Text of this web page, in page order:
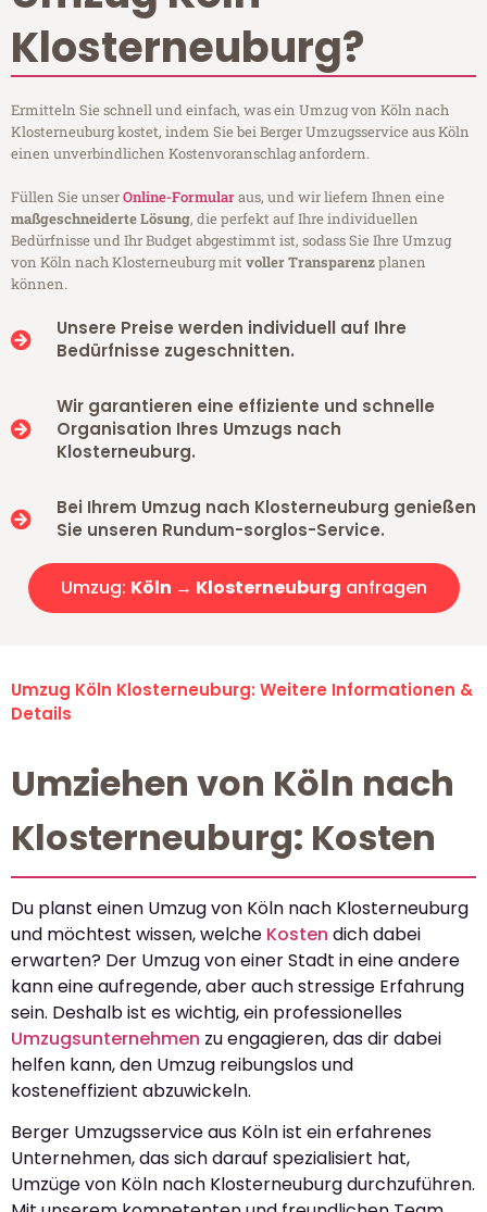
Klosterneuburg?
Ermitteln Sie schnell und einfach, was ein Umzug von Köln nach
Klosterneuburg kostet, indem Sie bei Berger Umzugsservice aus Köln
einen unverbindlichen Kostenvoranschlag anfordern.
Füllen Sie unserOnline-Formularaus, und wir liefern Ihnen eine
maßgeschneiderte Lösung, die perfekt auf Ihre individuellen
Bedürfnisse und Ihr Budget abgestimmt ist, sodass Sie Ihre Umzug
von Köln nach Klosterneuburg mitvoller Transparenzplanen
können.
Unsere Preise werden individuell auf Ihre
Bedürfnisse zugeschnitten.
Wir garantieren eine effiziente und schnelle
Organisation Ihres Umzugs nach
Klosterneuburg.
Bei Ihrem Umzug nach Klosterneuburg genießen
Sie unseren Rundum-sorglos-Service.
Umzug: Köln → Klosterneuburg anfragen
Umzug Köln Klosterneuburg: Weitere Informationen &
Details
Umziehen von Köln nach
Klosterneuburg: Kosten
Du planst einen Umzug von Köln nach Klosterneuburg
und möchtest wissen, welche Kosten dich dabei
erwarten? Der Umzug von einer Stadt in eine andere
kann eine aufregende, aber auch stressige Erfahrung
sein. Deshalb ist es wichtig, ein professionelles
Umzugsunternehmen zu engagieren, das dir dabei
helfen kann, den Umzug reibungslos und
kosteneffizient abzuwickeln.
Berger Umzugsservice aus Köln ist ein erfahrenes
Unternehmen, das sich darauf spezialisiert hat,
Umzüge von Köln nach Klosterneuburg durchzuführen.